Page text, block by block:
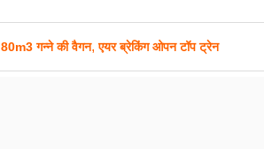
80m3 गन्ने की वैगन,एयर ब्रेकिंग ओपन टॉप ट्रेन